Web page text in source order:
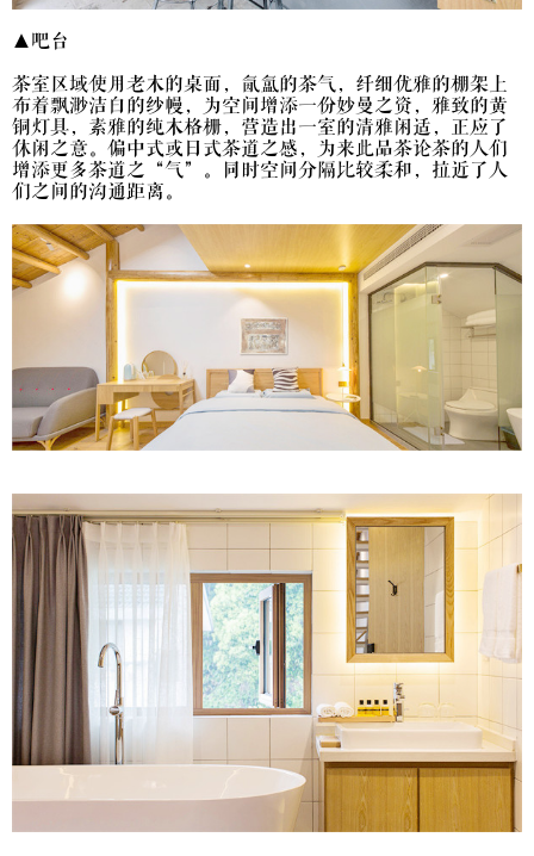
▲吧台
茶室区域使用老木的桌面，氤氲的茶气，纤细优雅的棚架上
布着飘渺洁白的纱幔，为空间增添一份妙曼之资，雅致的黄
铜灯具，素雅的纯木格栅，营造出一室的清雅闲适，正应了
休闲之意。偏中式或日式茶道之感，为来此品茶论茶的人们
增添更多茶道之“气”。同时空间分隔比较柔和，拉近了人
们之间的沟通距离。